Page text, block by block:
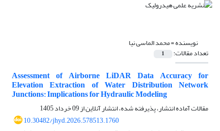
نویسنده =محمد الماسی نیا
تعداد مقالات: 1
Assessment of Airborne LiDAR Data Accuracy for
Elevation Extraction of Water Distribution Network
Junctions: Implications for Hydraulic Modeling
مقالات آماده انتشار، پذیرفته شده، انتشار آنلاین از09 خرداد 1405
10.30482/jhyd.2026.578513.1760